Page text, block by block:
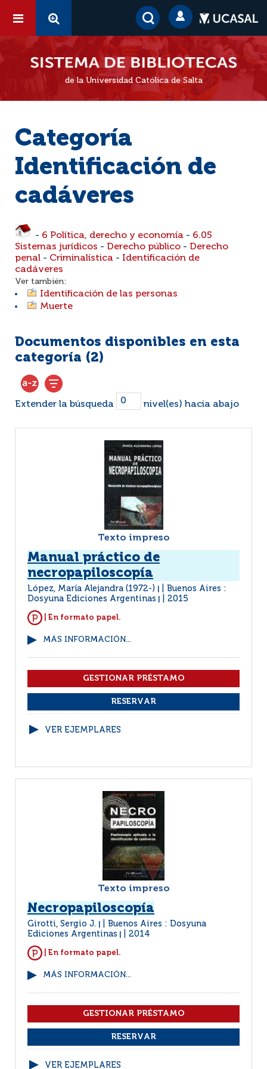
de la Universidad Católica de Salta
Categoría
Identificación de
cadáveres
- 6 Política, derecho y economía - 6.05
Sistemas jurídicos - Derecho público - Derecho
penal - Criminalística - Identificación de
cadáveres
Ver también:
Identificación de las personas
Muerte
Documentos disponibles en esta
categoría (2)
Extender la búsqueda nivel(es) hacia abajo
Texto impreso
Manual práctico de
necropapiloscopía
López, María Alejandra (1972-)
Buenos Aires :
Dosyuna Ediciones Argentinas
2015
| En formato papel.
MÁS INFORMACIÓN...
VER EJEMPLARES
Texto impreso
Necropapiloscopía
Girotti, Sergio J.
Buenos Aires : Dosyuna
Ediciones Argentinas
2014
| En formato papel.
MÁS INFORMACIÓN...
VER EJEMPLARES